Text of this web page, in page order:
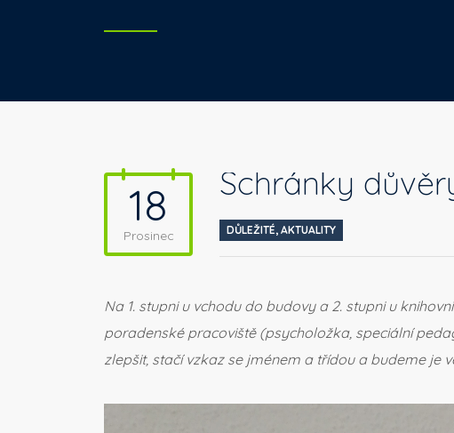
18
Prosinec
Schránky
DŮLEŽITÉ, AKTUALITY
Na 1. stupni u vchodu do budovy a 2. stupni u
poradenské pracoviště (psycholožka, speciální
zlepšit, stačí vzkaz se jménem a třídou a budeme je